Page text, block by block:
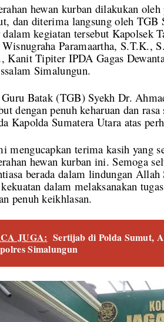
hewan kurban dilakukan
dan diterima langsung oleh
kegiatan tersebut Kapolsek
Paramaartha, S.T.K.,
Kanit Tipiter IPDA Gagas
Simalungun.
Guru Batak (TGB) Syekh Dr.
dengan penuh keharuan dan
Kapolda Sumatera Utara atas
mengucapkan terima kasih yang
hewan kurban ini. Semoga
berada dalam lindungan
dalam melaksanakan
penuh keikhlasan.
JUGA: Sertijab di Polda Sumut,
Simalungun